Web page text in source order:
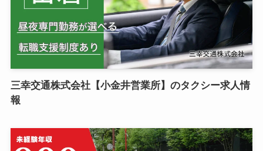
三幸交通株式会社【小金井営業所】のタクシー求人情
報